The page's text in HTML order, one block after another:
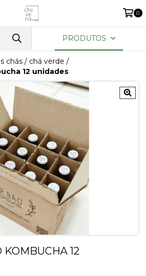
0
PRODUTOS
chás / chá verde /
12 unidades
KOMBUCHA 12